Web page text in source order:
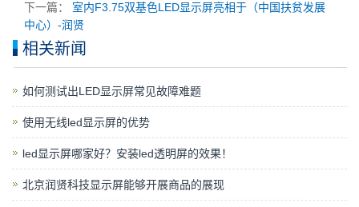
下一篇： 室内F3.75双基色LED显示屏亮相于（中国扶贫发展
中心）-润贤
相关新闻
如何测试出LED显示屏常见故障难题
使用无线led显示屏的优势
led显示屏哪家好？安装led透明屏的效果！
北京润贤科技显示屏能够开展商品的展现